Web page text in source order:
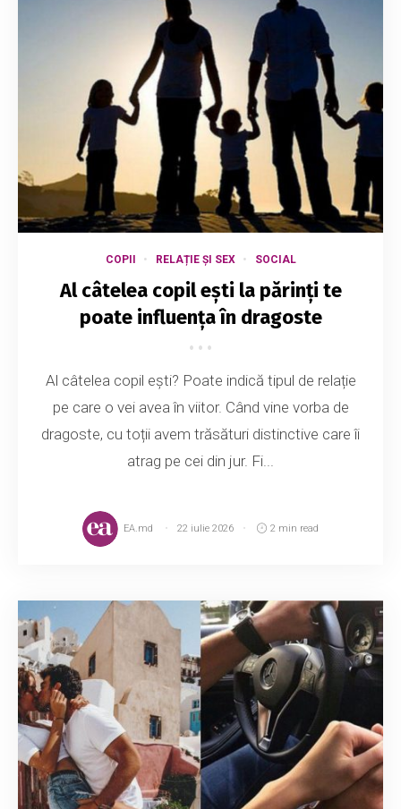
COPII RELAȚIE ȘI SEX SOCIAL
Al câtelea copil ești la părinți te
poate influența în dragoste
Al câtelea copil ești? Poate indică tipul de relație
pe care o vei avea în viitor. Când vine vorba de
dragoste, cu toții avem trăsături distinctive care îi
atrag pe cei din jur. Fi...
EA.md 22 iulie 2026 2 min read